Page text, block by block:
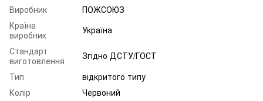
Виробник
ПОЖСОЮЗ
Країна
виробник
Україна
Стандарт
виготовлення
Згідно ДСТУ/ГОСТ
Тип
відкритого типу
Колір
Червоний